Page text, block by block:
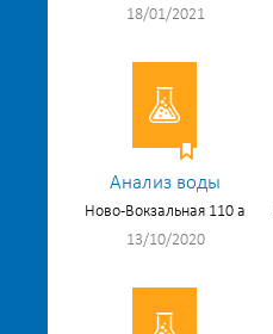
18/01/2021
Анализ воды
Ново-Вокзальная 110 а
13/10/2020